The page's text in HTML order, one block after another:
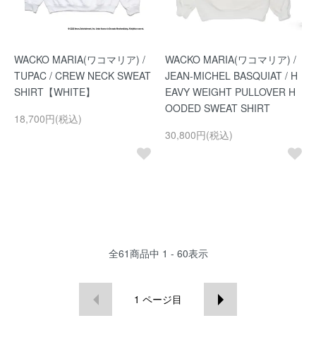
WACKO MARIA(ワコマリア) /
TUPAC / CREW NECK SWEAT
SHIRT【WHITE】
18,700円(税込)
WACKO MARIA(ワコマリア) /
JEAN-MICHEL BASQUIAT / H
EAVY WEIGHT PULLOVER H
OODED SWEAT SHIRT
30,800円(税込)
全61商品中 1 - 60表示
1 ページ目